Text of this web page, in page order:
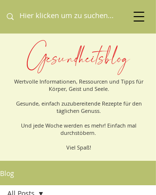
Gesundheitsblog
Wertvolle Informationen, Ressourcen und Tipps für
Körper, Geist und Seele.
Gesunde, einfach zuzubereitende Rezepte für den
täglichen Genuss.
Und jede Woche werden es mehr! Einfach mal
durchstöbern.
Viel Spaß!
Blog